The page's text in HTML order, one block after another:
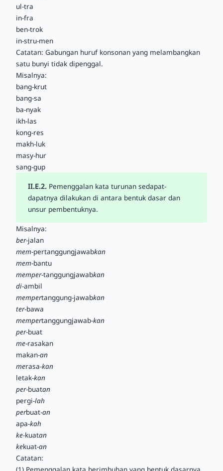
ul-tra
in-fra
ben-trok
in-stru-men
Catatan: Gabungan huruf konsonan yang melambangkan
satu bunyi tidak dipenggal.
Misalnya:
bang-krut
bang-sa
ba-nyak
ikh-las
kong-res
makh-luk
masy-hur
sang-gup
II.E.2. Pemenggalan kata turunan sedapat-
dapatnya dilakukan di antara bentuk dasar dan
unsur pembentuknya.
Misalnya:
ber-jalan
mem-pertanggungjawabkan
mem-bantu
memper-tanggungjawabkan
di-ambil
mempertanggung-jawabkan
ter-bawa
mempertanggungjawab-kan
per-buat
me-rasakan
makan-an
merasa-kan
letak-kan
per-buatan
pergi-lah
perbuat-an
apa-kah
ke-kuatan
kekuat-an
Catatan: